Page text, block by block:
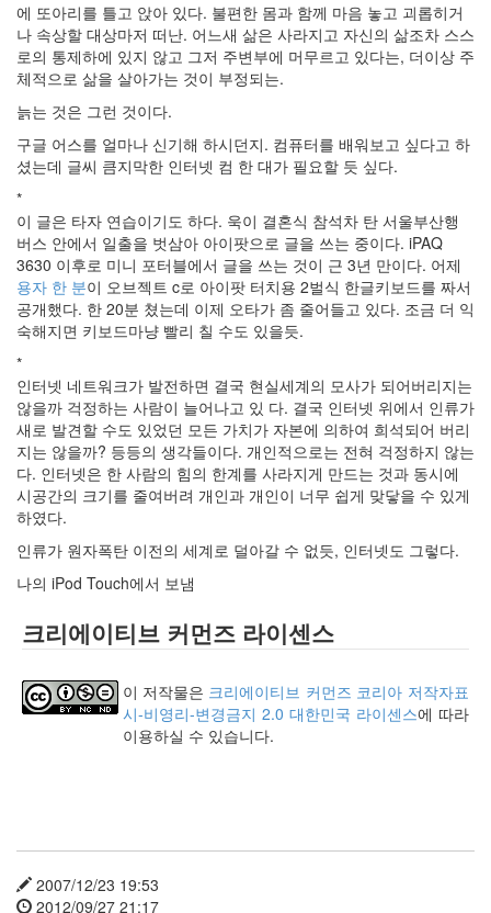
에 또아리를 틀고 앉아 있다. 불편한 몸과 함께 마음 놓고 괴롭히거
나 속상할 대상마저 떠난. 어느새 삶은 사라지고 자신의 삶조차 스스
로의 통제하에 있지 않고 그저 주변부에 머무르고 있다는, 더이상 주
체적으로 삶을 살아가는 것이 부정되는.
늙는 것은 그런 것이다.
구글 어스를 얼마나 신기해 하시던지. 컴퓨터를 배워보고 싶다고 하
셨는데 글씨 큼지막한 인터넷 컴 한 대가 필요할 듯 싶다.
*
이 글은 타자 연습이기도 하다. 욱이 결혼식 참석차 탄 서울부산행
버스 안에서 일출을 벗삼아 아이팟으로 글을 쓰는 중이다. iPAQ
3630 이후로 미니 포터블에서 글을 쓰는 것이 근 3년 만이다. 어제
용자 한 분이 오브젝트 c로 아이팟 터치용 2벌식 한글키보드를 짜서
공개했다. 한 20분 쳤는데 이제 오타가 좀 줄어들고 있다. 조금 더 익
숙해지면 키보드마냥 빨리 칠 수도 있을듯.
*
인터넷 네트워크가 발전하면 결국 현실세계의 모사가 되어버리지는
않을까 걱정하는 사람이 늘어나고 있 다. 결국 인터넷 위에서 인류가
새로 발견할 수도 있었던 모든 가치가 자본에 의하여 희석되어 버리
지는 않을까? 등등의 생각들이다. 개인적으로는 전혀 걱정하지 않는
다. 인터넷은 한 사람의 힘의 한계를 사라지게 만드는 것과 동시에
시공간의 크기를 줄여버려 개인과 개인이 너무 쉽게 맞닿을 수 있게
하였다.
인류가 원자폭탄 이전의 세계로 덜아갈 수 없듯, 인터넷도 그렇다.
나의 iPod Touch에서 보냄
크리에이티브 커먼즈 라이센스
이 저작물은 크리에이티브 커먼즈 코리아 저작자표
시-비영리-변경금지 2.0 대한민국 라이센스에 따라
이용하실 수 있습니다.
2007/12/23 19:53
2012/09/27 21:17
디
어
계,
변
화,
로
우
스
기
술,
세
상,
속
심
감
사
블
로
그
정
비
치
윈
우
8
페
이...
playground